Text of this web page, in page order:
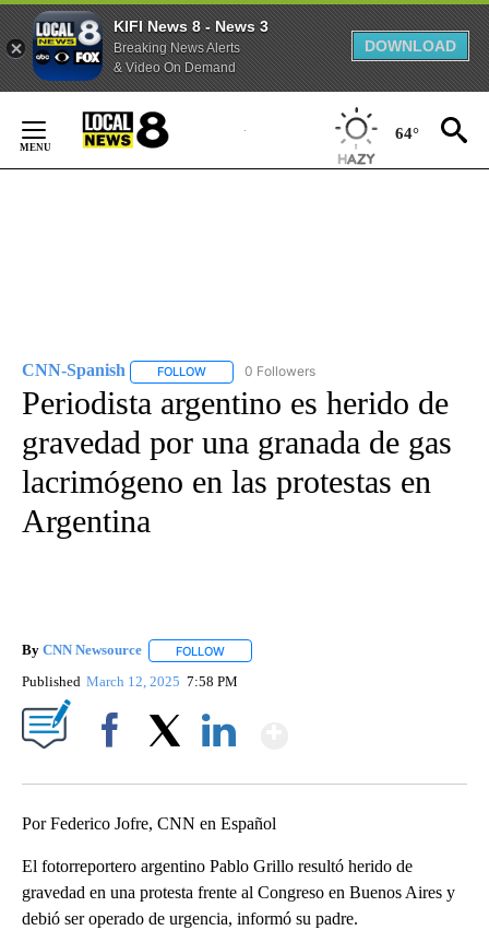
KIFI News 8 - News 3
Breaking News Alerts
& Video On Demand
DOWNLOAD
Content
64°
CNN-Spanish FOLLOW FOLLOW "CNN-SPANISH" TO RECEIVE
0 Followers
Periodista argentino es herido de
gravedad por una granada de gas
lacrimógeno en las protestas en
Argentina
By CNN Newsource FOLLOW
Published March 12, 2025 7:58 PM
Por Federico Jofre, CNN en Español
El fotorreportero argentino Pablo Grillo resultó herido de
gravedad en una protesta frente al Congreso en Buenos Aires y
debió ser operado de urgencia, informó su padre.